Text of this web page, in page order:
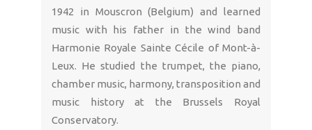
1942 in Mouscron (Belgium) and learned
music with his father in the wind band
Harmonie Royale Sainte Cécile of Mont-à-
Leux. He studied the trumpet, the piano,
chamber music, harmony, transposition and
music history at the Brussels Royal
Conservatory.